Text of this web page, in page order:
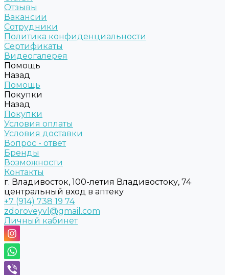
Отзывы
Вакансии
Сотрудники
Политика конфиденциальности
Сертификаты
Видеогалерея
Помощь
Назад
Помощь
Покупки
Назад
Покупки
Условия оплаты
Условия доставки
Вопрос - ответ
Бренды
Возможности
Контакты
г. Владивосток, 100-летия Владивостоку, 74
центральный вход в аптеку
+7 (914) 738 19 74
zdoroveyvl@gmail.com
Личный кабинет